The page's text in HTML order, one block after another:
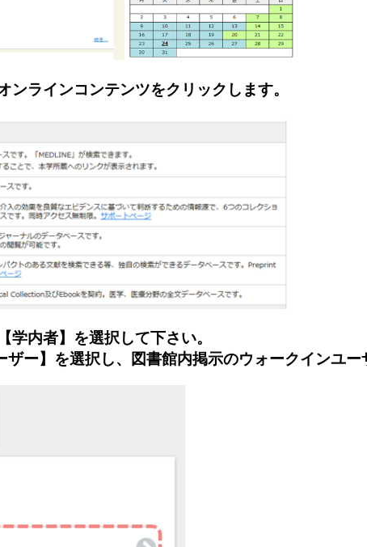
ラインコンテンツをクリックします。
内者】を選択して下さい。
ー】を選択し、図書館内掲示のウォークインユ